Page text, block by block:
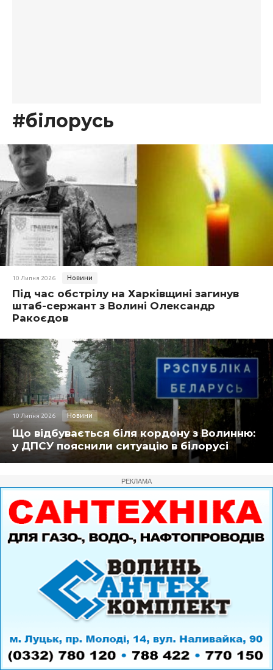
#білорусь
10 Липня 2026 Новини
Під час обстрілу на Харківщині загинув
штаб-сержант з Волині Олександр
Ракоєдов
10 Липня 2026 Новини
Що відбувається біля кордону з Волинню:
у ДПСУ пояснили ситуацію в білорусі
РЕКЛАМА